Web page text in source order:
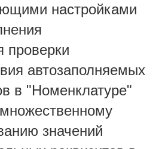
настройками
проверки
автозаполняемых
в "Номенклатуре"
значений